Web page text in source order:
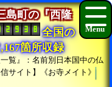
島町の『西隆
全国の
箇所収録
一覧』：名前別日本国中の仏
サイト】《お寺メイト》